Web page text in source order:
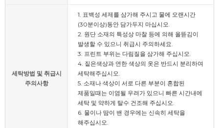
세탁방법 및 취급시
주의사항
1. 표백성 세제를 삼가해 주시고 물에 오랜시간
(30분이상)동안 담가두지 마십시오.
2. 원단 소재의 특성상 마찰 등에 의해 올뜯김이
발생할 수 있으니 취급시 주의하세요.
3. 프린트 부위는 다림질을 삼가해 주십시오.
4. 짙은색상과 연한 색상의 옷은 반드시 분리하여
세탁해주십시오.
5. 소재나 색상이 서로 다른 부분이 혼합된
제품일때는 이염될 우려가 있으니 빠른 시간내에
세탁 및 약하게 탈수 건조해 주십시오.
6. 물이나 땀이 밴 경우에는 신속히 세탁을
해주십시오.